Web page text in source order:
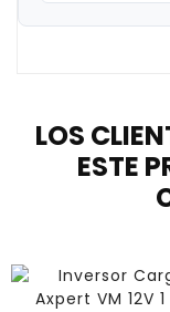
LOS
ESTE